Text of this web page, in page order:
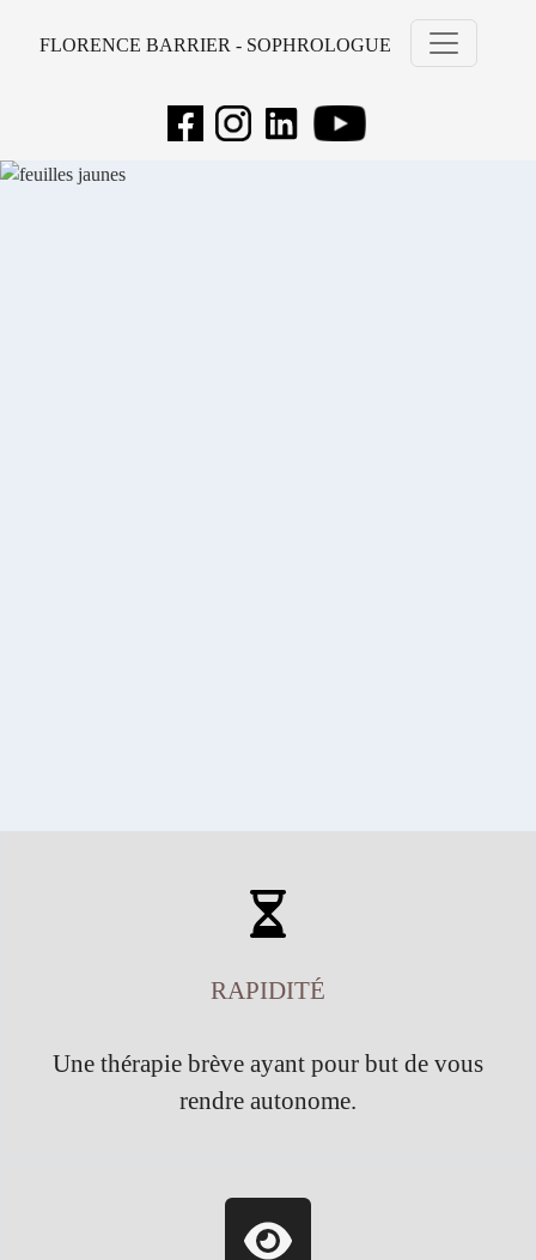
FLORENCE BARRIER - SOPHROLOGUE
RAPIDITÉ
Une thérapie brève ayant pour but de vous
rendre autonome.